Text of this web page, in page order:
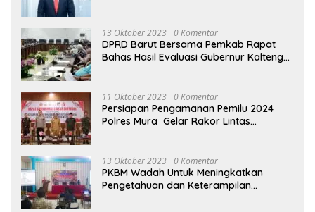
13 Oktober 2023 0 Komentar
DPRD Barut Bersama Pemkab Rapat
Bahas Hasil Evaluasi Gubernur Kalteng
11 Oktober 2023 0 Komentar
Persiapan Pengamanan Pemilu 2024
Polres Mura Gelar Rakor Lintas
13 Oktober 2023 0 Komentar
PKBM Wadah Untuk Meningkatkan
Pengetahuan dan Keterampilan